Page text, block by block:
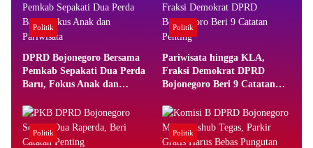
Politik
DPRD Bojonegoro Bersama
Pemkab Sepakati Dua Perda
Baru, Fokus Anak dan
Politik
Pariwisata hingga KLA,
Fraksi Demokrat DPRD
Bojonegoro Beri 9 Catatan
Politik Politik